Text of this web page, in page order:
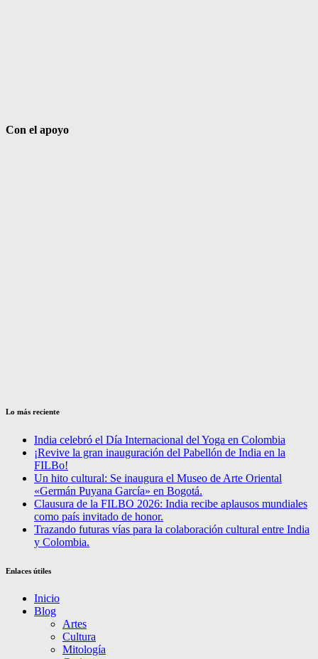
Con el apoyo
Lo más reciente
India celebró el Día Internacional del Yoga en Colombia
¡Revive la gran inauguración del Pabellón de India en la
FILBo!
Un hito cultural: Se inaugura el Museo de Arte Oriental
«Germán Puyana García» en Bogotá.
Clausura de la FILBO 2026: India recibe aplausos mundiales
como país invitado de honor.
Trazando futuras vías para la colaboración cultural entre India
y Colombia.
Enlaces útiles
Inicio
Blog
Artes
Cultura
Mitología